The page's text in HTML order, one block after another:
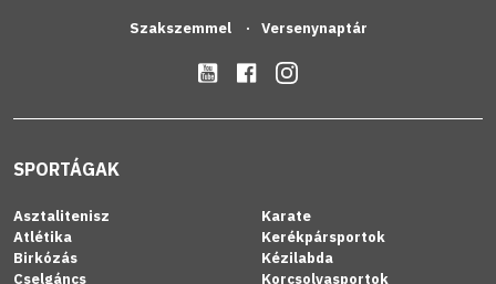
Szakszemmel Versenynaptár
SPORTÁGAK
Asztalitenisz
Atlétika
Birkózás
Cselgáncs
Karate
Kerékpársportok
Kézilabda
Korcsolyasportok